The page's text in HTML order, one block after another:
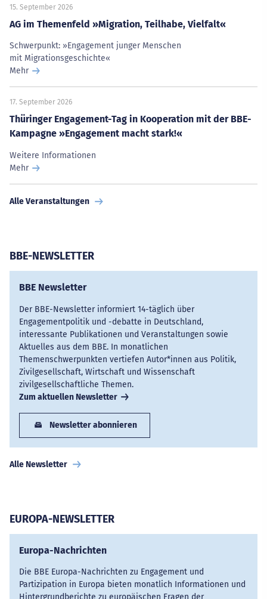
15. September 2026
AG im Themenfeld »Migration, Teilhabe, Vielfalt«
Schwerpunkt: »Engagement junger Menschen
mit Migrationsgeschichte«
Mehr
17. September 2026
Thüringer Engagement-Tag in Kooperation mit der BBE-
Kampagne »Engagement macht stark!«
Weitere Informationen
Mehr
Alle Veranstaltungen
BBE-NEWSLETTER
BBE Newsletter
Der BBE-Newsletter informiert 14-täglich über
Engagementpolitik und -debatte in Deutschland,
interessante Publikationen und Veranstaltungen sowie
Aktuelles aus dem BBE. In monatlichen
Themenschwerpunkten vertiefen Autor*innen aus Politik,
Zivilgesellschaft, Wirtschaft und Wissenschaft
zivilgesellschaftliche Themen.
Zum aktuellen Newsletter
Newsletter abonnieren
Alle Newsletter
EUROPA-NEWSLETTER
Europa-Nachrichten
Die BBE Europa-Nachrichten zu Engagement und
Partizipation in Europa bieten monatlich Informationen und